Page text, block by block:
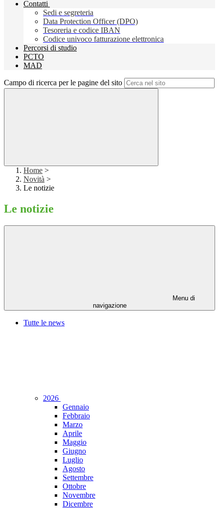
Contatti
Sedi e segreteria
Data Protection Officer (DPO)
Tesoreria e codice IBAN
Codice univoco fatturazione elettronica
Percorsi di studio
PCTO
MAD
Campo di ricerca per le pagine del sito
Home >
Novità >
Le notizie
Le notizie
Menu di
navigazione
Tutte le news
2026
Gennaio
Febbraio
Marzo
Aprile
Maggio
Giugno
Luglio
Agosto
Settembre
Ottobre
Novembre
Dicembre